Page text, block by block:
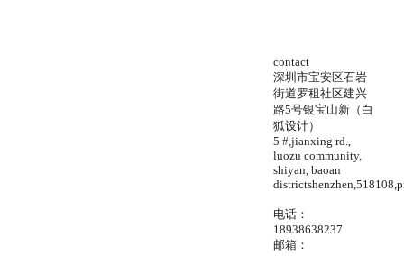
contact
深圳市宝安区石岩
街道罗租社区建兴
路5号银宝山新（白
狐设计）
5 #,jianxing rd.,
luozu community,
shiyan, baoan
电话：
18938638237
邮箱：